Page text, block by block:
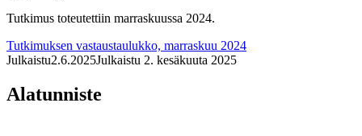
Tutkimus toteutettiin marraskuussa 2024.
Tutkimuksen vastaustaulukko, marraskuu 2024
Julkaistu2.6.2025Julkaistu 2. kesäkuuta 2025
Alatunniste